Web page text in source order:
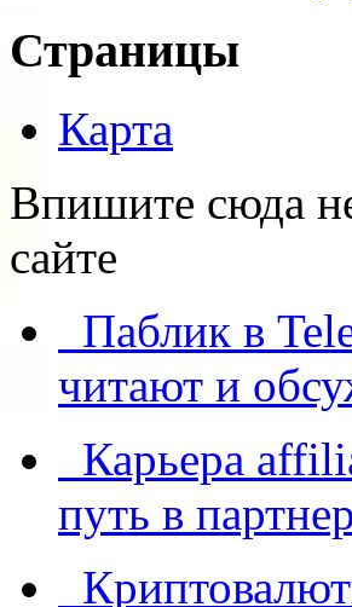
Страницы
Карта
Впишите сюда
сайте
Паблик в
читают и
Карьера
путь в